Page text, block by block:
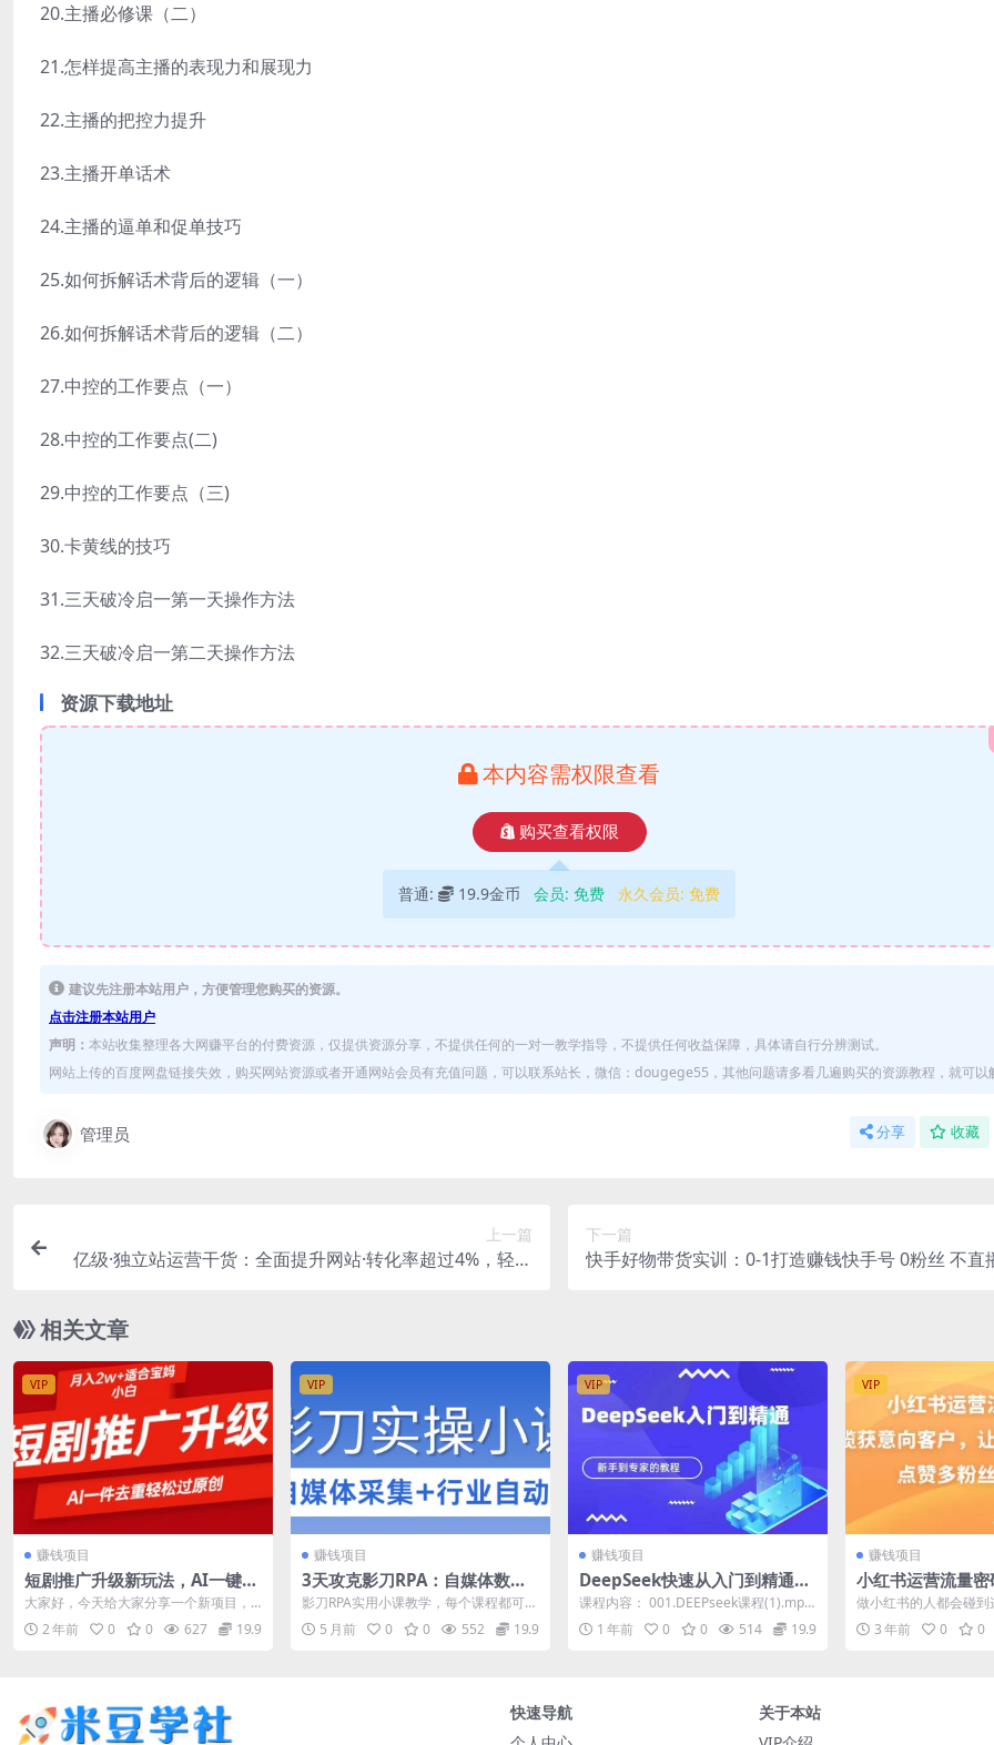
20.主播必修课（二）
21.怎样提高主播的表现力和展现力
22.主播的把控力提升
23.主播开单话术
24.主播的逼单和促单技巧
25.如何拆解话术背后的逻辑（一）
26.如何拆解话术背后的逻辑（二）
27.中控的工作要点（一）
28.中控的工作要点(二)
29.中控的工作要点（三)
30.卡黄线的技巧
31.三天破冷启一第一天操作方法
32.三天破冷启一第二天操作方法
资源下载地址
本内容需权限查看
购买查看权限
普通: 19.9金币 会员: 免费 永久会员: 免费
建议先注册本站用户，方便管理您购买的资源。
点击注册本站用户
声明： 本站收集整理各大网赚平台的付费资源，仅提供资源分享，不提供任何的一对一教学指导，不提供任何收益保障，具体请自行分辨测试。
网站上传的百度网盘链接失效，购买网站资源或者开通网站会员有充值问题，可以联系站长，微信：dougege55，其他问题请多看几遍购买的资源教程，就可以
管理员 分享 收藏
上一篇
亿级·独立站运营干货：全面提升网站·转化率超过4%，轻松
下一篇
快手好物带货实训：0-1打造赚钱快手号 0粉丝 不直
相关文章
VIP
赚钱项目
短剧推广升级新玩法，AI一键二
创去重，轻松月入2w+
大家好，今天给大家分享一个新项目，
短剧推广升级新玩法，AI一键二创去
重，轻松月入...
2 年前 0 0 627 19.9
VIP
赚钱项目
3天攻克影刀RPA：自媒体数据
采集+行业自动化全流程
影刀RPA实用小课教学，每个课程都可半
小时左右学会 自媒体平台:(场景:评论、
详...5 月前 0 0 552 19.9
VIP
赚钱项目
DeepSeek快速从入门到精通，
新手的保姆级教程
课程内容： 001.DEEPseek课程(1).mp4
002.第一节课:Dee...
1 年前 0 0 514 19.9
VIP
赚钱项目
小红书运营流量
客户，让你的小
丝高转化
做小红书的人都会碰到
怎样定位账号，更适
广?...3 年前 0 0
快速导航
关于本站